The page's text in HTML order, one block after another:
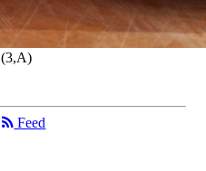
(3,A)
Feed